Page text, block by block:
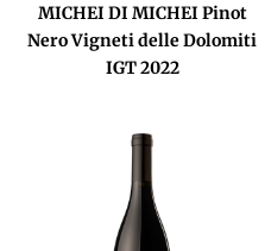
MICHEI DI MICHEI Pinot
Nero Vigneti delle Dolomiti
IGT 2022